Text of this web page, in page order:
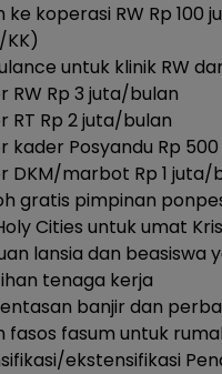
ke koperasi RW Rp 100
untuk klinik RW
RW Rp 3 juta/bulan
RT Rp 2 juta/bulan
kader Posyandu Rp
DKM/marbot Rp 1 juta/
gratis pimpinan
Cities untuk umat
lansia dan beasiswa
tenaga kerja
banjir dan
fasos fasum untuk
ekstensifikasi